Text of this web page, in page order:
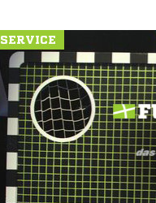
SERVICE